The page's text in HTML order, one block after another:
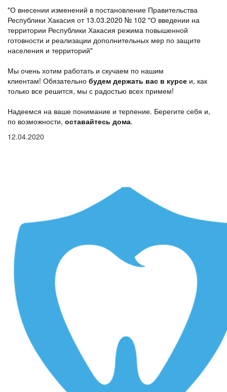
"О внесении изменений в постановление Правительства
Республики Хакасия от 13.03.2020 № 102 "О введении на
территории Республики Хакасия режима повышенной
готовности и реализации дополнительных мер по защите
населения и территорий"
Мы очень хотим работать и скучаем по нашим
клиентам! Обязательно будем держать вас в курсе и, как
только все решится, мы с радостью всех примем!
Надеемся на ваше понимание и терпение. Берегите себя и,
по возможности, оставайтесь дома.
12.04.2020